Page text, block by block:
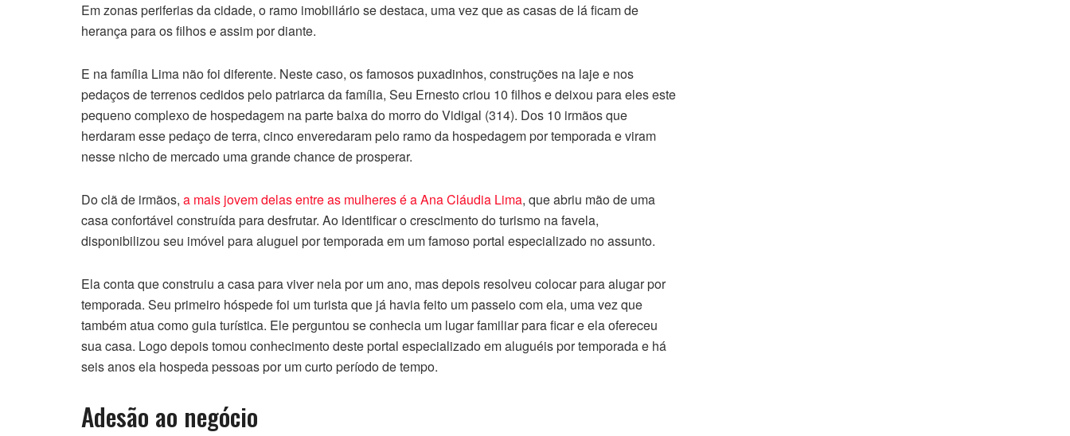
Em zonas periferias da cidade, o ramo imobiliário se destaca, uma vez que as casas de lá ficam de
herança para os filhos e assim por diante.
E na família Lima não foi diferente. Neste caso, os famosos puxadinhos, construções na laje e nos
pedaços de terrenos cedidos pelo patriarca da família, Seu Ernesto criou 10 filhos e deixou para eles este
pequeno complexo de hospedagem na parte baixa do morro do Vidigal (314). Dos 10 irmãos que
herdaram esse pedaço de terra, cinco enveredaram pelo ramo da hospedagem por temporada e viram
nesse nicho de mercado uma grande chance de prosperar.
Do clã de irmãos, a mais jovem delas entre as mulheres é a Ana Cláudia Lima, que abriu mão de uma
casa confortável construída para desfrutar. Ao identificar o crescimento do turismo na favela,
disponibilizou seu imóvel para aluguel por temporada em um famoso portal especializado no assunto.
Ela conta que construiu a casa para viver nela por um ano, mas depois resolveu colocar para alugar por
temporada. Seu primeiro hóspede foi um turista que já havia feito um passeio com ela, uma vez que
também atua como guia turística. Ele perguntou se conhecia um lugar familiar para ficar e ela ofereceu
sua casa. Logo depois tomou conhecimento deste portal especializado em aluguéis por temporada e há
seis anos ela hospeda pessoas por um curto período de tempo.
Adesão ao negócio